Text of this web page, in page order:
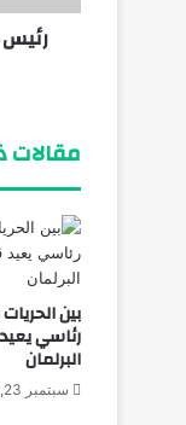
مقالات
بين
رئاسي يعيد
البرلمان
سبتمبر 23, 2025